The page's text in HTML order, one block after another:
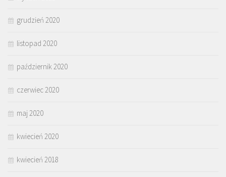
grudzień 2020
listopad 2020
październik 2020
czerwiec 2020
maj 2020
kwiecień 2020
kwiecień 2018